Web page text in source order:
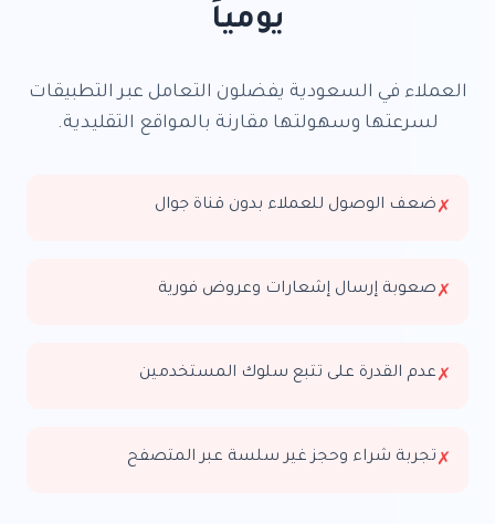
يومياً
العملاء في السعودية يفضلون التعامل عبر التطبيقات
لسرعتها وسهولتها مقارنة بالمواقع التقليدية.
✗ضعف الوصول للعملاء بدون قناة جوال
✗صعوبة إرسال إشعارات وعروض فورية
✗عدم القدرة على تتبع سلوك المستخدمين
✗تجربة شراء وحجز غير سلسة عبر المتصفح